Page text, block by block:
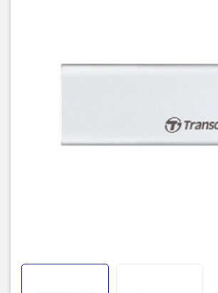
USB-A & USB-C -
ESD260C 1Tb USB-A & USB-C Dung lượng
dân chuyên có thể mở rộng không gian lưu